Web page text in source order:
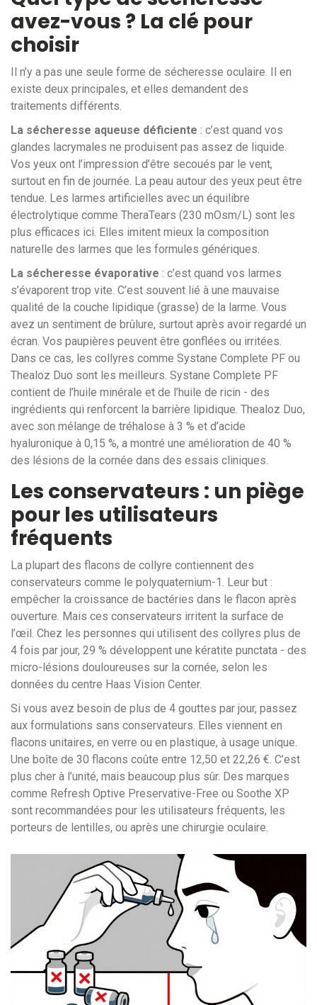
avez-vous ? La clé pour
choisir
Il n’y a pas une seule forme de sécheresse oculaire. Il en
existe deux principales, et elles demandent des
traitements différents.
La sécheresse aqueuse déficiente : c’est quand vos
glandes lacrymales ne produisent pas assez de liquide.
Vos yeux ont l’impression d’être secoués par le vent,
surtout en fin de journée. La peau autour des yeux peut être
tendue. Les larmes artificielles avec un équilibre
électrolytique comme TheraTears (230 mOsm/L) sont les
plus efficaces ici. Elles imitent mieux la composition
naturelle des larmes que les formules génériques.
La sécheresse évaporative : c’est quand vos larmes
s’évaporent trop vite. C’est souvent lié à une mauvaise
qualité de la couche lipidique (grasse) de la larme. Vous
avez un sentiment de brûlure, surtout après avoir regardé un
écran. Vos paupières peuvent être gonflées ou irritées.
Dans ce cas, les collyres comme Systane Complete PF ou
Thealoz Duo sont les meilleurs. Systane Complete PF
contient de l’huile minérale et de l’huile de ricin - des
ingrédients qui renforcent la barrière lipidique. Thealoz Duo,
avec son mélange de tréhalose à 3 % et d’acide
hyaluronique à 0,15 %, a montré une amélioration de 40 %
des lésions de la cornée dans des essais cliniques.
Les conservateurs : un piège
pour les utilisateurs
fréquents
La plupart des flacons de collyre contiennent des
conservateurs comme le polyquaternium-1. Leur but :
empêcher la croissance de bactéries dans le flacon après
ouverture. Mais ces conservateurs irritent la surface de
l’œil. Chez les personnes qui utilisent des collyres plus de
4 fois par jour, 29 % développent une kératite punctata - des
micro-lésions douloureuses sur la cornée, selon les
données du centre Haas Vision Center.
Si vous avez besoin de plus de 4 gouttes par jour, passez
aux formulations sans conservateurs. Elles viennent en
flacons unitaires, en verre ou en plastique, à usage unique.
Une boîte de 30 flacons coûte entre 12,50 et 22,26 €. C’est
plus cher à l’unité, mais beaucoup plus sûr. Des marques
comme Refresh Optive Preservative-Free ou Soothe XP
sont recommandées pour les utilisateurs fréquents, les
porteurs de lentilles, ou après une chirurgie oculaire.